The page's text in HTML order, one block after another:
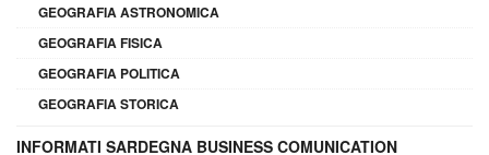
GEOGRAFIA ASTRONOMICA
GEOGRAFIA FISICA
GEOGRAFIA POLITICA
GEOGRAFIA STORICA
INFORMATI SARDEGNA BUSINESS COMUNICATION